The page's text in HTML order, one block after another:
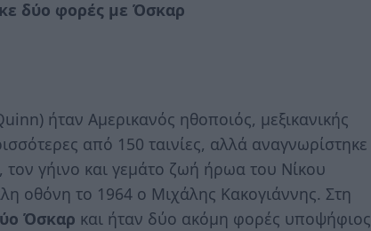
δύο φορές με Όσκαρ
ήταν Αμερικανός ηθοποιός, μεξικανικής
από 150 ταινίες, αλλά αναγνωρίστηκε
γήινο και γεμάτο ζωή ήρωα του Νίκου
οθόνη το 1964 ο Μιχάλης Κακογιάννης. Στη
Όσκαρ και ήταν δύο ακόμη φορές υποψήφιος